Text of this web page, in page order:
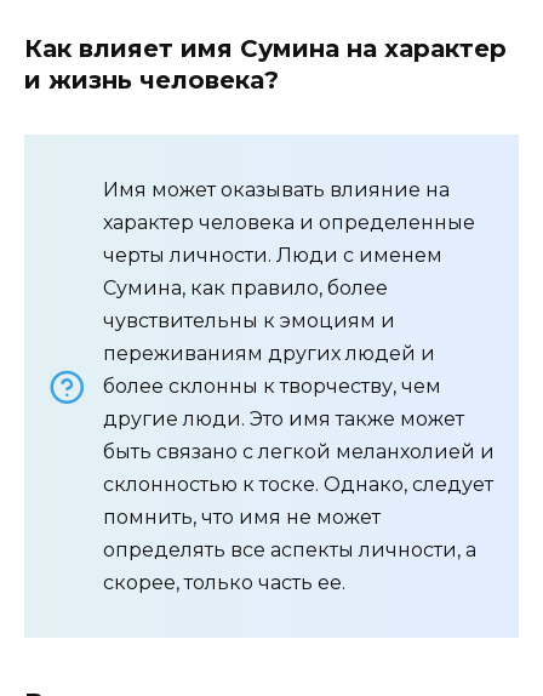
Как влияет имя Сумина на характер
и жизнь человека?
Имя может оказывать влияние на
характер человека и определенные
черты личности. Люди с именем
Сумина, как правило, более
чувствительны к эмоциям и
переживаниям других людей и
более склонны к творчеству, чем
другие люди. Это имя также может
быть связано с легкой меланхолией и
склонностью к тоске. Однако, следует
помнить, что имя не может
определять все аспекты личности, а
скорее, только часть ее.